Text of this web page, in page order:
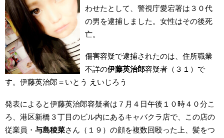
わせたとして、警視庁愛宕署は３０代
の男を逮捕しました。女性はその後死
亡。
傷害容疑で逮捕されたのは、住所職業
不詳の伊藤英治郎容疑者（３１）で
す。伊藤英治郎＝いとう えいじろう
発表によると伊藤英治郎容疑者は７月４日午後１０時４０分こ
ろ、港区新橋３丁目のビル内にあるキャバクラ店で、この店の
従業員・ 与島稜菜さん（１９）の顔を複数回殴った上、髪をつ